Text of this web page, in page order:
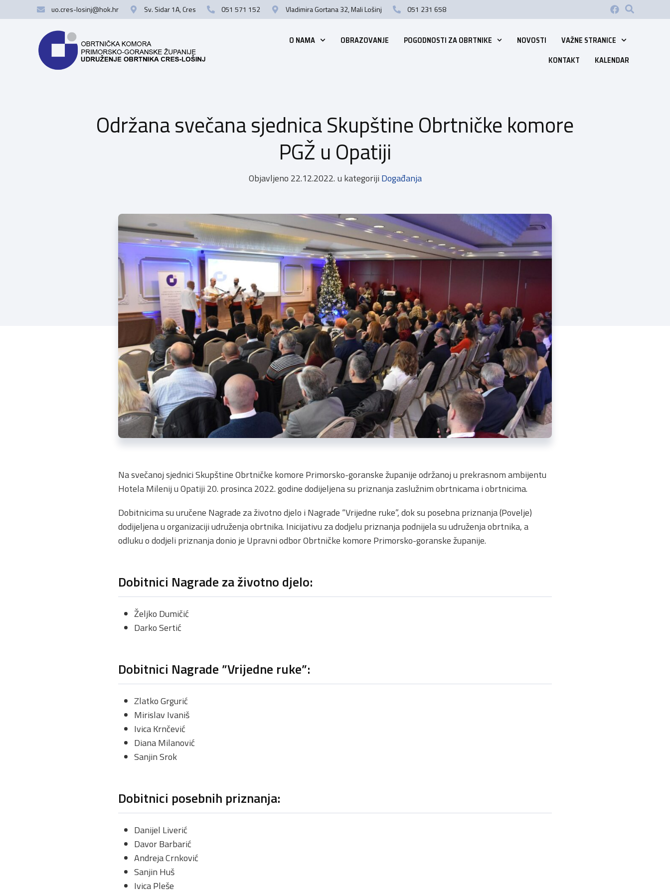
uo.cres-losinj@hok.hr Sv. Sidar 1A, Cres 051 571 152 Vladimira Gortana 32, Mali Lošinj 051 231 658
O NAMA OBRAZOVANJE POGODNOSTI ZA OBRTNIKE NOVOSTI
VAŽNE STRANICE
KONTAKT
KALENDAR
Održana svečana sjednica Skupštine Obrtničke komore
PGŽ u Opatiji
Objavljeno 22.12.2022. u kategoriji Događanja
Na svečanoj sjednici Skupštine Obrtničke komore Primorsko-goranske županije održanoj u prekrasnom ambijentu
Hotela Milenij u Opatiji 20. prosinca 2022. godine dodijeljena su priznanja zaslužnim obrtnicama i obrtnicima.
Dobitnicima su uručene Nagrade za životno djelo i Nagrade “Vrijedne ruke”, dok su posebna priznanja (Povelje)
dodijeljena u organizaciji udruženja obrtnika. Inicijativu za dodjelu priznanja podnijela su udruženja obrtnika, a
odluku o dodjeli priznanja donio je Upravni odbor Obrtničke komore Primorsko-goranske županije.
Dobitnici Nagrade za životno djelo:
Željko Dumičić
Darko Sertić
Dobitnici Nagrade ”Vrijedne ruke”:
Zlatko Grgurić
Mirislav Ivaniš
Ivica Krnčević
Diana Milanović
Sanjin Srok
Dobitnici posebnih priznanja:
Danijel Liverić
Davor Barbarić
Andreja Crnković
Sanjin Huš
Ivica Pleše